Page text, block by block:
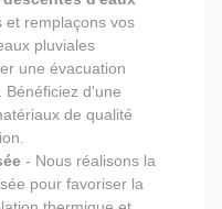
et remplaçons vos
pluviales
une évacuation
Bénéficiez d'une
de qualité
- Nous réalisons la
pour favoriser la